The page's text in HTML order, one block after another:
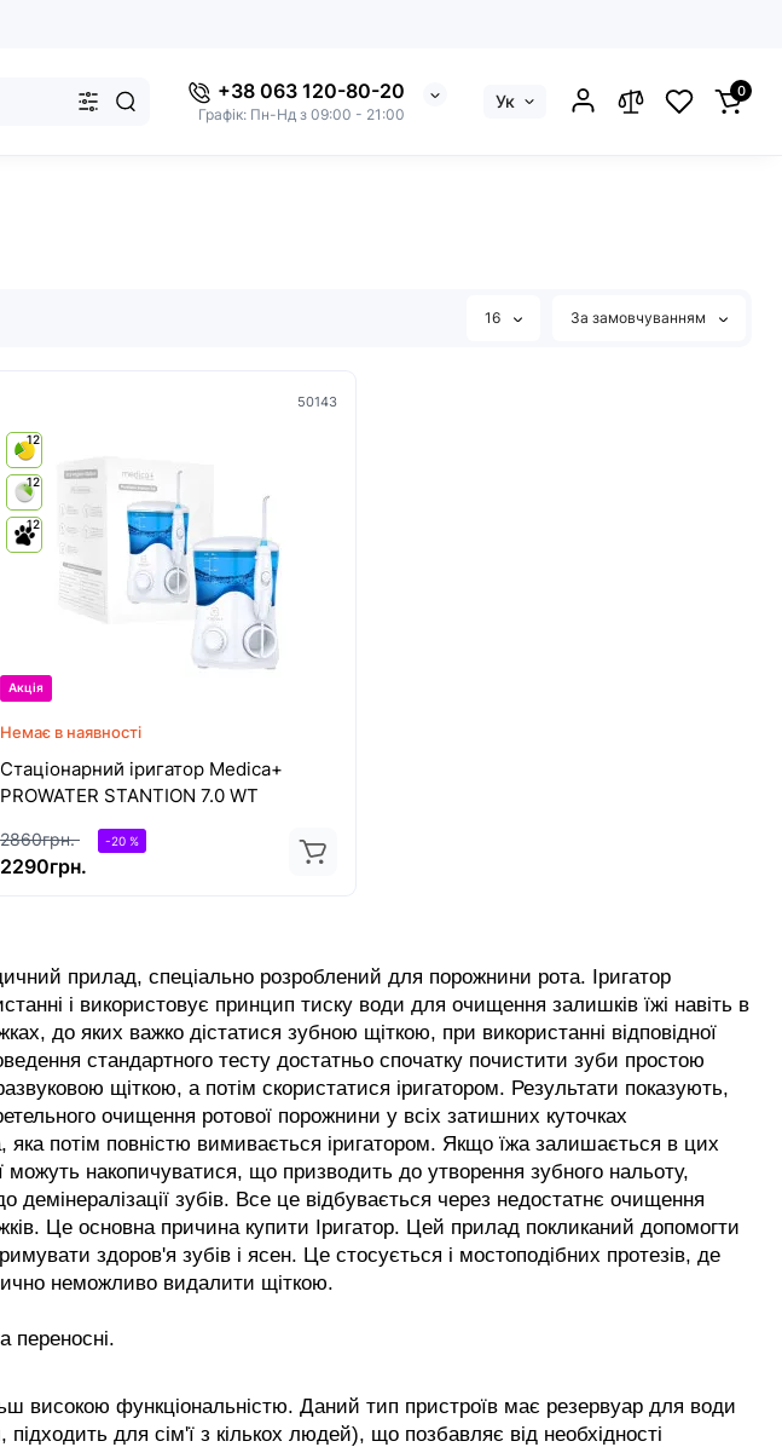
+38 063 120-80-20
Графік: Пн-Нд з 09:00 - 21:00
Ук 0
16 За замовчуванням
50143
12
12
12
Акція
Немає в наявності
Стаціонарний іригатор Medica+
PROWATER STANTION 7.0 WT
2860грн. -20 %
2290грн.
прилад, спеціально розроблений для порожнини рота. Іригатор
і використовує принцип тиску води для очищення залишків їжі навіть в
до яких важко дістатися зубною щіткою, при використанні відповідної
стандартного тесту достатньо спочатку почистити зуби простою
щіткою, а потім скористатися іригатором. Результати показують,
очищення ротової порожнини у всіх затишних куточках
яка потім повністю вимивається іригатором. Якщо їжа залишається в цих
можуть накопичуватися, що призводить до утворення зубного нальоту,
до демінералізації зубів. Все це відбувається через недостатнє очищення
Це основна причина купити Іригатор. Цей прилад покликаний допомогти
здоров'я зубів і ясен. Це стосується і мостоподібних протезів, де
неможливо видалити щіткою.
переносні.
високою функціональністю. Даний тип пристроїв має резервуар для води
для сім'ї з кількох людей), що позбавляє від необхідності